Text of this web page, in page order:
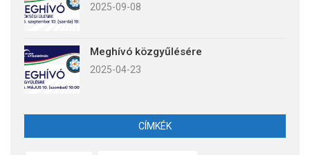
2025-09-08
Meghívó közgyűlésére
2025-04-23
CÍMKÉK